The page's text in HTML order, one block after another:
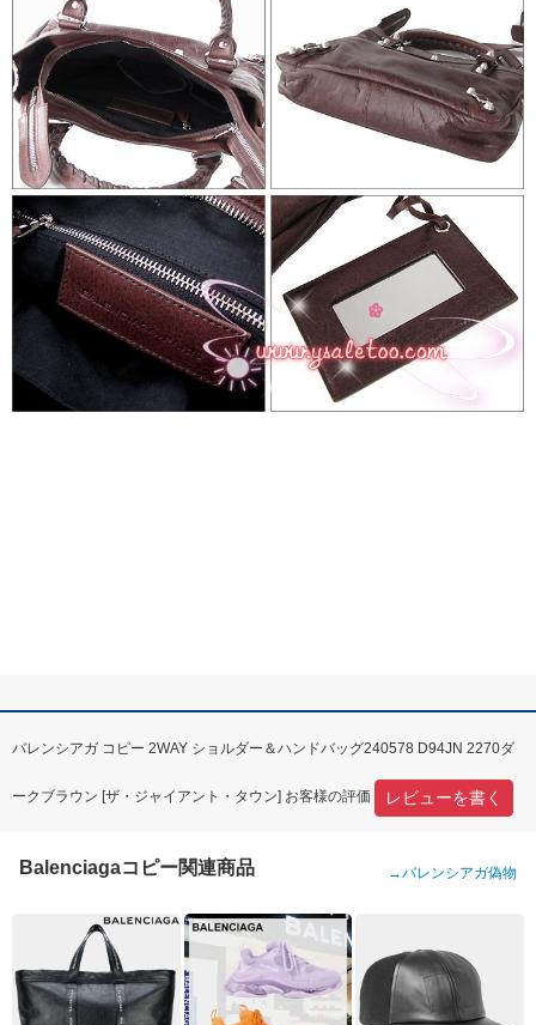
バレンシアガ コピー 2WAY ショルダー＆ハンドバッグ240578 D94JN 2270ダ
ークブラウン [ザ・ジャイアント・タウン] お客様の評価 レビューを書く
Balenciagaコピー関連商品 →バレンシアガ偽物